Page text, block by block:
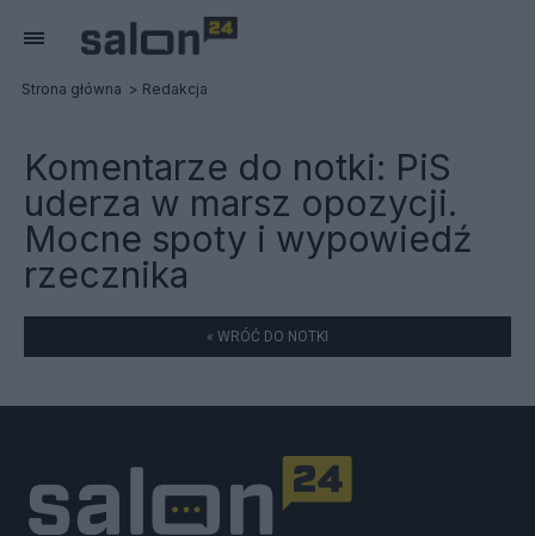
Strona główna Redakcja
Komentarze do notki: PiS
uderza w marsz opozycji.
Mocne spoty i wypowiedź
rzecznika
« WRÓĆ DO NOTKI